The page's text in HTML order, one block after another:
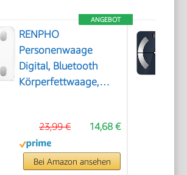
ANGEBOT
RENPHO
Personenwaage
Digital, Bluetooth
Körperfettwaage,
14,68 €
23,99 €
Bei Amazon ansehen